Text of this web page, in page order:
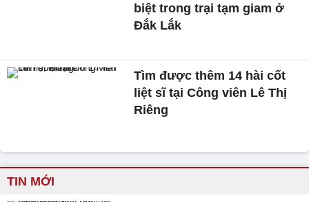
biệt trong trại tạm giam ở
Đắk Lắk
Tìm được thêm 14 hài cốt
liệt sĩ tại Công viên Lê Thị
Riêng
TIN MỚI